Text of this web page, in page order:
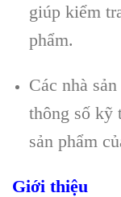
giúp kiểm
phẩm.
Các nhà
thông số kỹ
sản phẩm
Giới thiệu